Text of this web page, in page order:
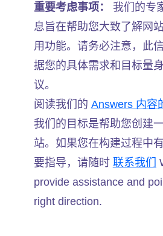
重要考虑事项：
我们的专
息旨在帮助您大致了解网
用功能。请务必注意，此
据您的具体需求和目标量
议。
阅读我们的 Answers 内容
我们的目标是帮助您创建
站。如果您在构建过程中
要指导，请随时 联系我们
provide assistance and
right direction.